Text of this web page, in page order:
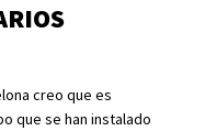
creo que es
que se han instalado